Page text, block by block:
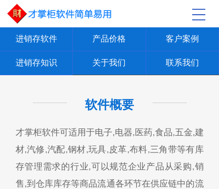
进销存软件 产品价格 客户案例
进销存知识 关于我们 联系我们
软件概要
才掌柜软件可适用于电子,电器,医药,食品,五金,建
材,汽修,汽配,钢材,玩具,皮革,布料,三角带等有库
存管理需求的行业,可以规范企业产品从采购,销
售,到仓库库存等商品流通各环节在供应链中的流